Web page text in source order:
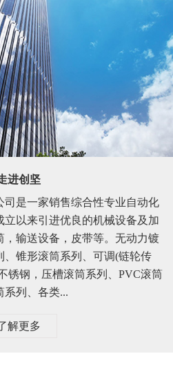
进创坚
司是一家销售综合性专业自动化
以来引进优良的机械设备及加
，输送设备，皮带等。无动力镀
锥形滚筒系列、可调(链轮传
锈钢，压槽滚筒系列、PVC滚筒
系列、各类...
解更多